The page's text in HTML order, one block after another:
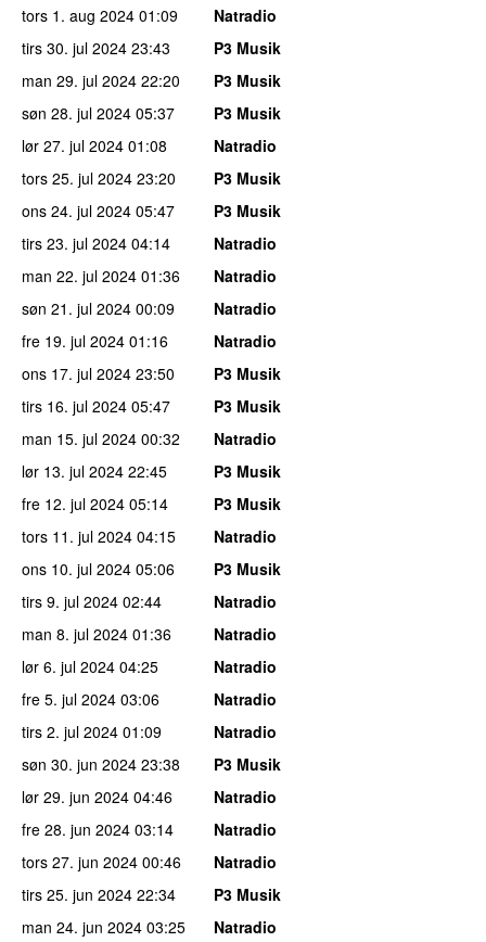
tors 1. aug 2024 01:09
Natradio
tirs 30. jul 2024 23:43
P3 Musik
man 29. jul 2024 22:20
P3 Musik
søn 28. jul 2024 05:37
P3 Musik
lør 27. jul 2024 01:08
Natradio
tors 25. jul 2024 23:20
P3 Musik
ons 24. jul 2024 05:47
P3 Musik
tirs 23. jul 2024 04:14
Natradio
man 22. jul 2024 01:36
Natradio
søn 21. jul 2024 00:09
Natradio
fre 19. jul 2024 01:16
Natradio
ons 17. jul 2024 23:50
P3 Musik
tirs 16. jul 2024 05:47
P3 Musik
man 15. jul 2024 00:32
Natradio
lør 13. jul 2024 22:45
P3 Musik
fre 12. jul 2024 05:14
P3 Musik
tors 11. jul 2024 04:15
Natradio
ons 10. jul 2024 05:06
P3 Musik
tirs 9. jul 2024 02:44
Natradio
man 8. jul 2024 01:36
Natradio
lør 6. jul 2024 04:25
Natradio
fre 5. jul 2024 03:06
Natradio
tirs 2. jul 2024 01:09
Natradio
søn 30. jun 2024 23:38
P3 Musik
lør 29. jun 2024 04:46
Natradio
fre 28. jun 2024 03:14
Natradio
tors 27. jun 2024 00:46
Natradio
tirs 25. jun 2024 22:34
P3 Musik
man 24. jun 2024 03:25
Natradio